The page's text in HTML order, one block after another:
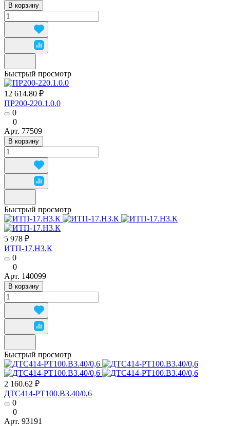
В корзину
Быстрый просмотр
12 614.80 ₽
ПР200-220.1.0.0
0
0
Арт. 77509
В корзину
Быстрый просмотр
5 978 ₽
ИТП-17.Н3.К
0
0
Арт. 140099
В корзину
Быстрый просмотр
2 160.62 ₽
ДТС414-РТ100.В3.40/0,6
0
0
Арт. 93191